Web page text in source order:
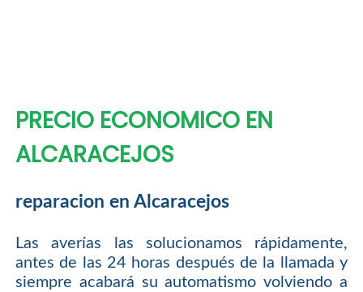
PRECIO ECONOMICO EN
ALCARACEJOS
reparacion en Alcaracejos
Las averías las solucionamos rápidamente,
antes de las 24 horas después de la llamada y
siempre acabará su automatismo volviendo a